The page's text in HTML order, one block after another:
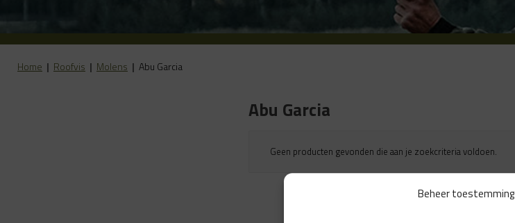
Beheer toestemming
Home | Roofvis | Molens | Abu Garcia
Abu Garcia
Geen producten gevonden die aan je zoekcriteria voldoen.